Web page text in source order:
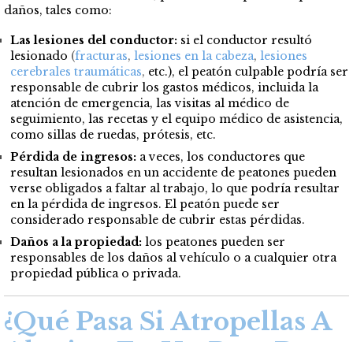
daños, tales como:
Las lesiones del conductor: si el conductor resultó
lesionado (fracturas, lesiones en la cabeza, lesiones
cerebrales traumáticas, etc.), el peatón culpable podría ser
responsable de cubrir los gastos médicos, incluida la
atención de emergencia, las visitas al médico de
seguimiento, las recetas y el equipo médico de asistencia,
como sillas de ruedas, prótesis, etc.
Pérdida de ingresos: a veces, los conductores que
resultan lesionados en un accidente de peatones pueden
verse obligados a faltar al trabajo, lo que podría resultar
en la pérdida de ingresos. El peatón puede ser
considerado responsable de cubrir estas pérdidas.
Daños a la propiedad: los peatones pueden ser
responsables de los daños al vehículo o a cualquier otra
propiedad pública o privada.
¿Qué Pasa Si Atropellas A